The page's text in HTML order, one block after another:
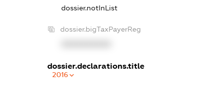
dossier.notInList
dossier.bigTaxPayerReg
dossier.declarations.title
2016